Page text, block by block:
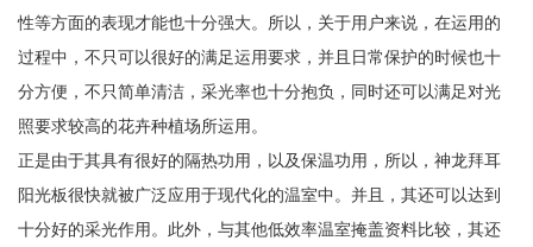
性等方面的表现才能也十分强大。所以，关于用户来说，在运用的
过程中，不只可以很好的满足运用要求，并且日常保护的时候也十
分方便，不只简单清洁，采光率也十分抱负，同时还可以满足对光
照要求较高的花卉种植场所运用。
正是由于其具有很好的隔热功用，以及保温功用，所以，神龙拜耳
阳光板很快就被广泛应用于现代化的温室中。并且，其还可以达到
十分好的采光作用。此外，与其他低效率温室掩盖资料比较，其还